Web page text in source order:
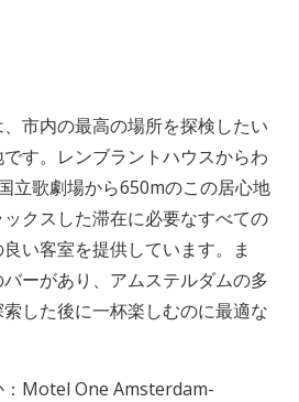
市内の最高の場所を探検したい
す。レンブラントハウスからわ
立歌劇場から650mのこの居心地
クスした滞在に必要なすべての
い客室を提供しています。ま
ーがあり、アムステルダムの多
した後に一杯楽しむのに最適な
：Motel One Amsterdam-